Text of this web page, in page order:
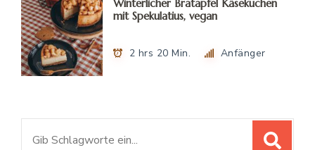
Winterlicher Bratapfel Käsekuchen
mit Spekulatius, vegan
2 hrs 20 Min. Anfänger